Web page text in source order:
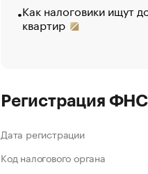
Как налоговики ищут
квартир
Регистрация ФНС
Дата регистрации
Код налогового органа